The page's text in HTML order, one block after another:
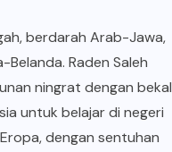
berdarah Arab-Jawa,
Raden Saleh
ningrat dengan bekal
untuk belajar di negeri
dengan sentuhan